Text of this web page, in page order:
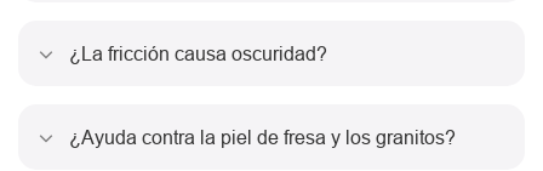
¿La fricción causa oscuridad?
¿Ayuda contra la piel de fresa y los granitos?